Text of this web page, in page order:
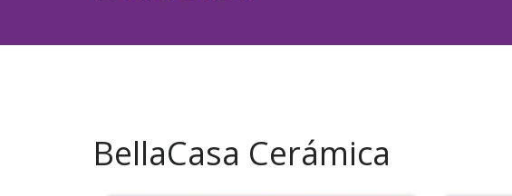
BellaCasa Cerámica